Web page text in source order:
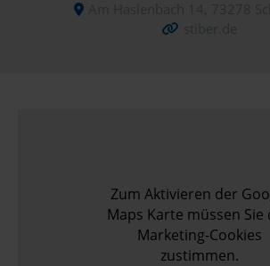
Zum Aktivieren der
Maps Karte müssen Sie
Marketing-Cookies
zustimmen.